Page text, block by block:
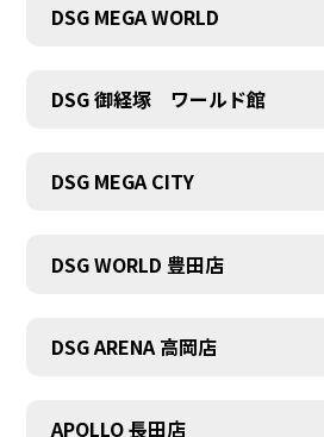
DSG MEGA WORLD
DSG 御経塚 ワールド館
DSG MEGA CITY
DSG WORLD 豊田店
DSG ARENA 高岡店
APOLLO 長田店